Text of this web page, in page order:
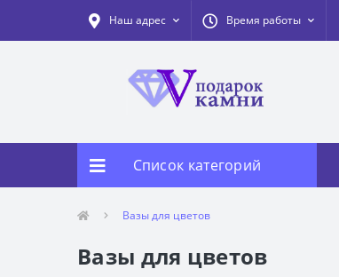
Наш адрес Время работы
Список категорий
Вазы для цветов
Вазы для цветов